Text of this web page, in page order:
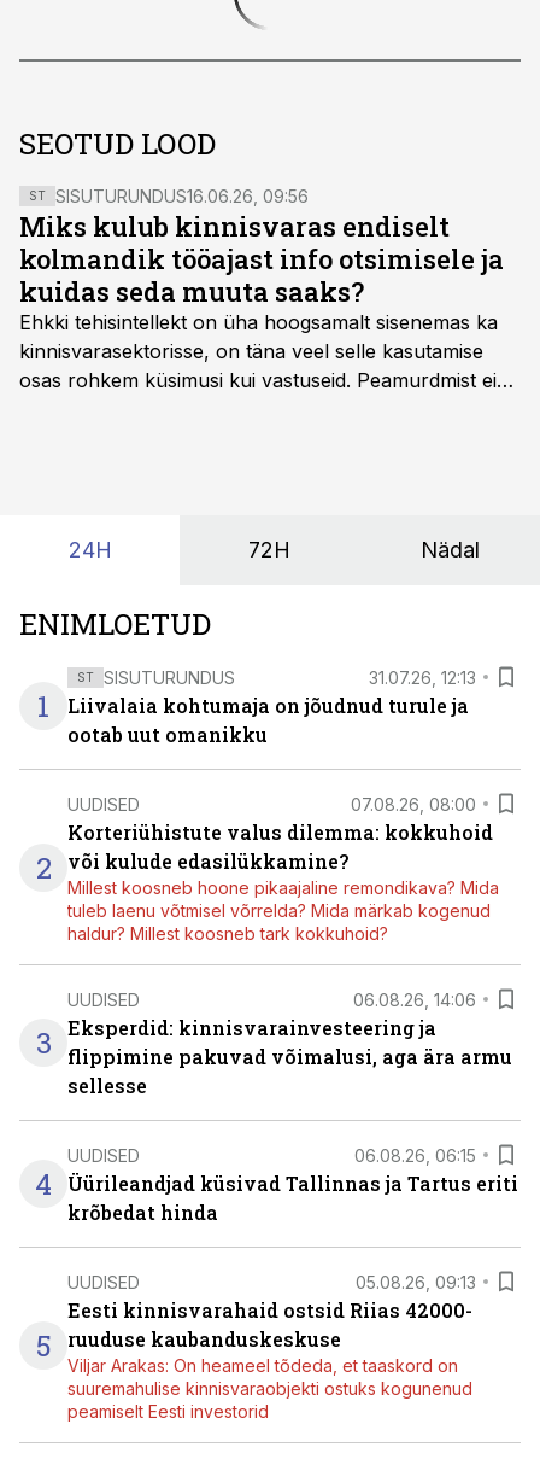
SEOTUD LOOD
ST SISUTURUNDUS16.06.26, 09:56
Miks kulub kinnisvaras endiselt
kolmandik tööajast info otsimisele ja
kuidas seda muuta saaks?
Ehkki tehisintellekt on üha hoogsamalt sisenemas ka
kinnisvarasektorisse, on täna veel selle kasutamise
osas rohkem küsimusi kui vastuseid. Peamurdmist ei
24H 72H Nädal
ENIMLOETUD
1
ST SISUTURUNDUS 31.07.26, 12:13
Liivalaia kohtumaja on jõudnud turule ja
ootab uut omanikku
2
UUDISED 07.08.26, 08:00
Korteriühistute valus dilemma: kokkuhoid
või kulude edasilükkamine?
Millest koosneb hoone pikaajaline remondikava? Mida
tuleb laenu võtmisel võrrelda? Mida märkab kogenud
haldur? Millest koosneb tark kokkuhoid?
3
UUDISED 06.08.26, 14:06
Eksperdid: kinnisvarainvesteering ja
flippimine pakuvad võimalusi, aga ära armu
sellesse
4
UUDISED 06.08.26, 06:15
Üürileandjad küsivad Tallinnas ja Tartus eriti
krõbedat hinda
5
UUDISED 05.08.26, 09:13
Eesti kinnisvarahaid ostsid Riias 42000-
ruuduse kaubanduskeskuse
Viljar Arakas: On heameel tõdeda, et taaskord on
suuremahulise kinnisvaraobjekti ostuks kogunenud
peamiselt Eesti investorid